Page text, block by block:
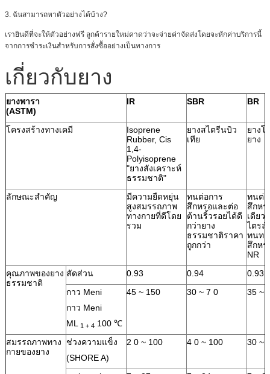
3. ฉันสามารถหาตัวอย่างได้บ้าง?
เรายินดีที่จะให้ตัวอย่างฟรี ลูกค้ารายใหม่คาดว่าจะจ่ายค่าจัดส่งโดยจะหักค่าบริการนี้
จากการชำระเงินสำหรับการสั่งซื้ออย่างเป็นทางการ
เกี่ยวกับยาง
ยางพารา
(ASTM)
IR SBR BR
โครงสร้างทางเคมี
Isoprene
Rubber, Cis
1,4-
Polyisoprene
"ยางสังเคราะห์
ธรรมชาติ"
ยางสไตรีนบิว
เทีย
ยางโ
ยาง
ลักษณะสำคัญ
มีความยืดหยุ่น
สูงสมรรถภาพ
ทางกายที่ดีโดย
รวม
ทนต่อการ
สึกหรอและต่อ
ต้านริ้วรอยได้ดี
กว่ายาง
ธรรมชาติราคา
ถูกกว่า
ทนต่อ
สึกหร
เดียว
ไตรล์
ทนทา
สึกหร
NR
คุณภาพของยาง
ธรรมชาติ
สัดส่วน 0.93 0.94
0.93
กาว Meni
กาว Meni
ML
1 + 4 100 ℃
45 ~ 150 30 ~ 7 0 35 ~
สมรรถภาพทาง
กายของยาง
ช่วงความแข็ง
(SHORE A)
2 0 ~ 100 4 0 ~ 100 30 ~